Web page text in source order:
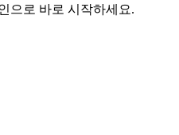
으로 바로 시작하세요.